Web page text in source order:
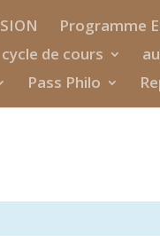
Programme
cycle de cours
Pass Philo